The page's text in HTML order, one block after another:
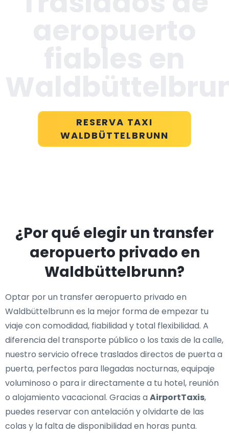
fiables en
RESERVA TAXI
WALDBÜTTELBRUNN
¿Por qué elegir un transfer
aeropuerto privado en
Waldbüttelbrunn?
Optar por un transfer aeropuerto privado en
Waldbüttelbrunn es la mejor forma de empezar tu
viaje con comodidad, fiabilidad y total flexibilidad. A
diferencia del transporte público o los taxis de la calle,
nuestro servicio ofrece traslados directos de puerta a
puerta, perfectos para llegadas nocturnas, equipaje
voluminoso o para ir directamente a tu hotel, reunión
o alojamiento vacacional. Gracias aAirportTaxis,
puedes reservar con antelación y olvidarte de las
colas y la falta de disponibilidad en horas punta.